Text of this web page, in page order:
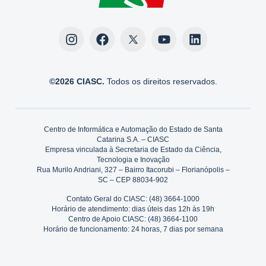
©2026 CIASC. Todos os direitos reservados.
Centro de Informática e Automação do Estado de Santa
Catarina S.A. – CIASC
Empresa vinculada à Secretaria de Estado da Ciência,
Tecnologia e Inovação
Rua Murilo Andriani, 327 – Bairro Itacorubi – Florianópolis –
SC – CEP 88034-902
Contato Geral do CIASC: (48) 3664-1000
Horário de atendimento: dias úteis das 12h às 19h
Centro de Apoio CIASC: (48) 3664-1100
Horário de funcionamento: 24 horas, 7 dias por semana